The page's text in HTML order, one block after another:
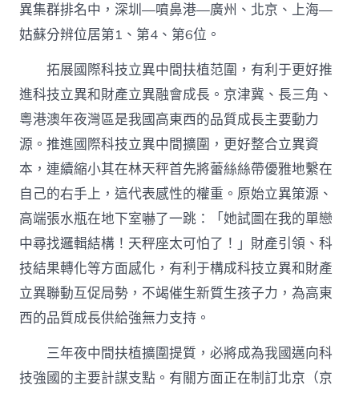
異集群排名中，深圳—噴鼻港—廣州、北京、上海—
姑蘇分辨位居第1、第4、第6位。
拓展國際科技立異中間扶植范圍，有利于更好推
進科技立異和財產立異融會成長。京津冀、長三角、
粵港澳年夜灣區是我國高東西的品質成長主要動力
源。推進國際科技立異中間擴圍，更好整合立異資
本，連續縮小其在林天秤首先將蕾絲絲帶優雅地繫在
自己的右手上，這代表感性的權重。原始立異策源、
高端張水瓶在地下室嚇了一跳：「她試圖在我的單戀
中尋找邏輯結構！天秤座太可怕了！」財產引領、科
技結果轉化等方面感化，有利于構成科技立異和財產
立異聯動互促局勢，不竭催生新質生孩子力，為高東
西的品質成長供給強無力支持。
三年夜中間扶植擴圍提質，必將成為我國邁向科
技強國的主要計謀支點。有關方面正在制訂北京（京